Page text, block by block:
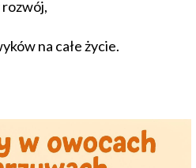
na całe życie.